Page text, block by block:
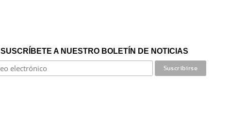
SUSCRÍBETE A NUESTRO BOLETÍN DE NOTICIAS